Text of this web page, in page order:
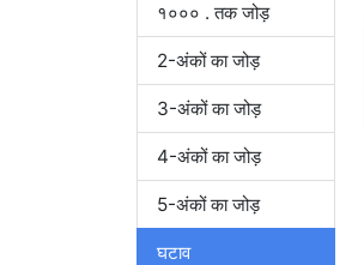
१००० . तक जोड़
2-अंकों का जोड़
3-अंकों का जोड़
4-अंकों का जोड़
5-अंकों का जोड़
घटाव